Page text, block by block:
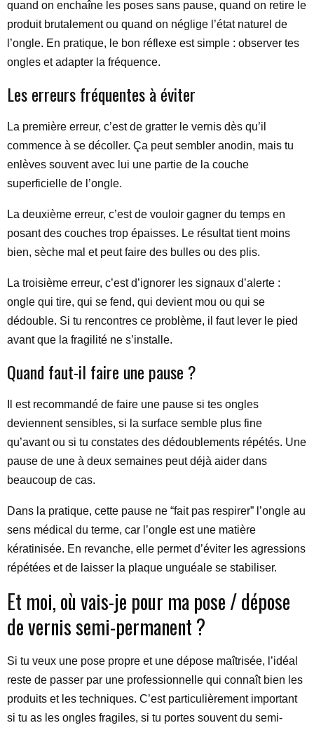
quand on enchaîne les poses sans pause, quand on retire le
produit brutalement ou quand on néglige l’état naturel de
l’ongle. En pratique, le bon réflexe est simple : observer tes
ongles et adapter la fréquence.
Les erreurs fréquentes à éviter
La première erreur, c’est de gratter le vernis dès qu’il
commence à se décoller. Ça peut sembler anodin, mais tu
enlèves souvent avec lui une partie de la couche
superficielle de l’ongle.
La deuxième erreur, c’est de vouloir gagner du temps en
posant des couches trop épaisses. Le résultat tient moins
bien, sèche mal et peut faire des bulles ou des plis.
La troisième erreur, c’est d’ignorer les signaux d’alerte :
ongle qui tire, qui se fend, qui devient mou ou qui se
dédouble. Si tu rencontres ce problème, il faut lever le pied
avant que la fragilité ne s’installe.
Quand faut-il faire une pause ?
Il est recommandé de faire une pause si tes ongles
deviennent sensibles, si la surface semble plus fine
qu’avant ou si tu constates des dédoublements répétés. Une
pause de une à deux semaines peut déjà aider dans
beaucoup de cas.
Dans la pratique, cette pause ne “fait pas respirer” l’ongle au
sens médical du terme, car l’ongle est une matière
kératinisée. En revanche, elle permet d’éviter les agressions
répétées et de laisser la plaque unguéale se stabiliser.
Et moi, où vais-je pour ma pose / dépose
de vernis semi-permanent ?
Si tu veux une pose propre et une dépose maîtrisée, l’idéal
reste de passer par une professionnelle qui connaît bien les
produits et les techniques. C’est particulièrement important
si tu as les ongles fragiles, si tu portes souvent du semi-